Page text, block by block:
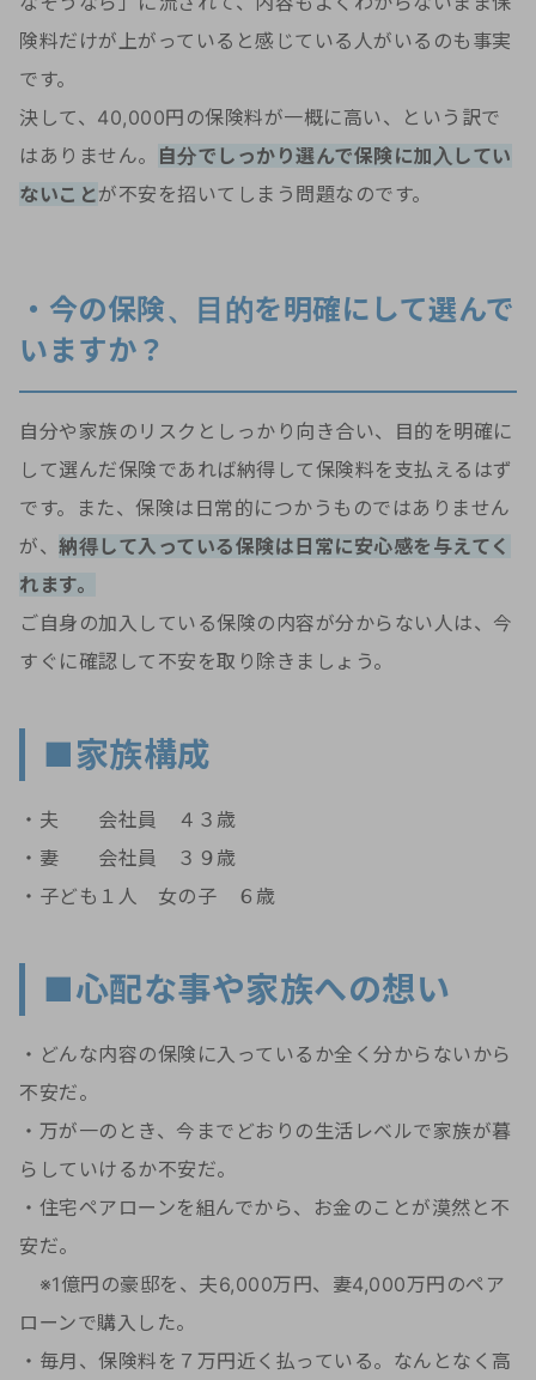
険料だけが上がっていると感じている人がいるのも事実
です。
決して、40,000円の保険料が一概に高い、という訳で
はありません。
自分でしっかり選んで保険に加入してい
ないことが不安を招いてしまう問題なのです。
・今の保険、目的を明確にして選んで
いますか？
自分や家族のリスクとしっかり向き合い、目的を明確に
して選んだ保険であれば納得して保険料を支払えるはず
です。また、保険は日常的につかうものではありません
が、 納得して入っている保険は日常に安心感を与えてく
れます。
ご自身の加入している保険の内容が分からない人は、今
すぐに確認して不安を取り除きましょう。
■家族構成
・夫 会社員 ４３歳
・妻 会社員 ３９歳
・子ども１人 女の子 ６歳
■心配な事や家族への想い
・どんな内容の保険に入っているか全く分からないから
不安だ。
・万が一のとき、今までどおりの生活レベルで家族が暮
らしていけるか不安だ。
・住宅ペアローンを組んでから、お金のことが漠然と不
安だ。
※1億円の豪邸を、夫6,000万円、妻4,000万円のペア
ローンで購入した。
・毎月、保険料を７万円近く払っている。なんとなく高